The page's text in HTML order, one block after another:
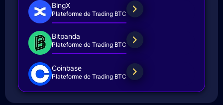
BingX
Plateforme de Trading BTC
Bitpanda
Plateforme de Trading BTC
Coinbase
Plateforme de Trading BTC